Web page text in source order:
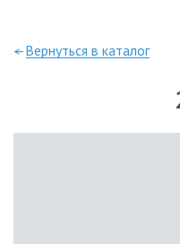
—Вернуться в каталог